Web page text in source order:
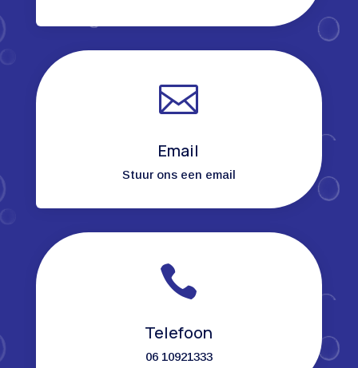

Email
Stuur ons een email

Telefoon
06 10921333